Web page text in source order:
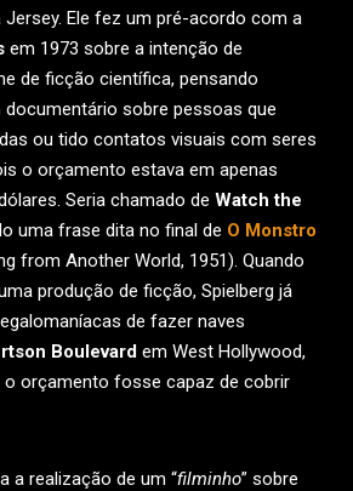
Ele fez um pré-acordo com a
em 1973 sobre a intenção de
de ficção científica, pensando
documentário sobre pessoas que
ou tido contatos visuais com seres
o orçamento estava em apenas
Seria chamado de Watch the
uma frase dita no final de O Monstro
from Another World, 1951). Quando
produção de ficção, Spielberg já
de fazer naves
Boulevard em West Hollywood,
o orçamento fosse capaz de cobrir
a realização de um “filminho” sobre